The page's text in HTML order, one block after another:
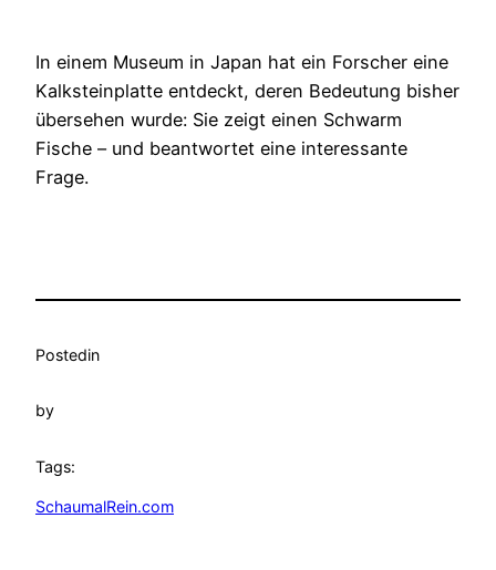
In einem Museum in Japan hat ein Forscher eine
Kalksteinplatte entdeckt, deren Bedeutung bisher
übersehen wurde: Sie zeigt einen Schwarm
Fische – und beantwortet eine interessante
Frage.
Postedin
by
Tags:
SchaumalRein.com